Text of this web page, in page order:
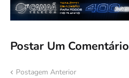
Postar Um Comentário
Postagem Anterior